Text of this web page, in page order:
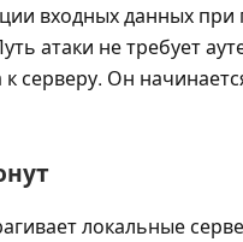
входных данных при
атаки не требует
к серверу. Он
локальные